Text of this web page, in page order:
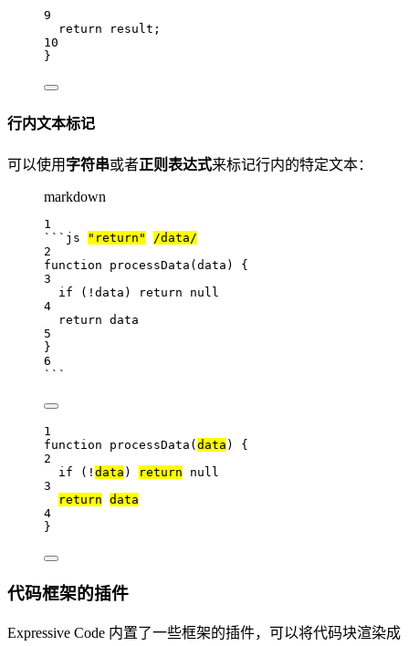
9
return result;
10
}
行内文本标记
可以使用 字符串或者正则表达式来标记行内的特定文本：
markdown
1
```js
"return"
/data/
2
function
processData ( data ) {
3
if ( ! data ) return
null
4
return data
5
}
6
```
1
function
processData ( data ) {
2
if ( ! data ) return
null
3
return data
4
}
代码框架的插件
Expressive Code 内置了一些框架的插件，可以将代码块渲染成